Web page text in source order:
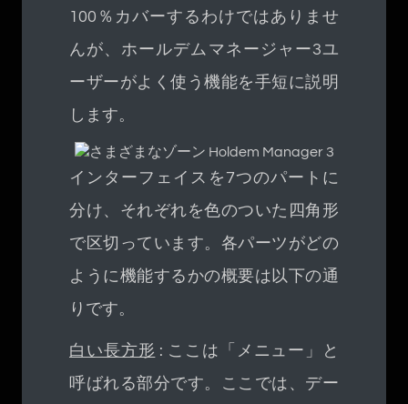
100％カバーするわけではありませ
んが、ホールデムマネージャー3ユ
ーザーがよく使う機能を手短に説明
します。
インターフェイスを7つのパートに
分け、それぞれを色のついた四角形
で区切っています。各パーツがどの
ように機能するかの概要は以下の通
りです。
白い長方形 : ここは「メニュー」と
呼ばれる部分です。ここでは、デー